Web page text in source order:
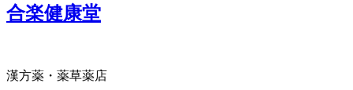
合楽健康堂
漢方薬・薬草薬店